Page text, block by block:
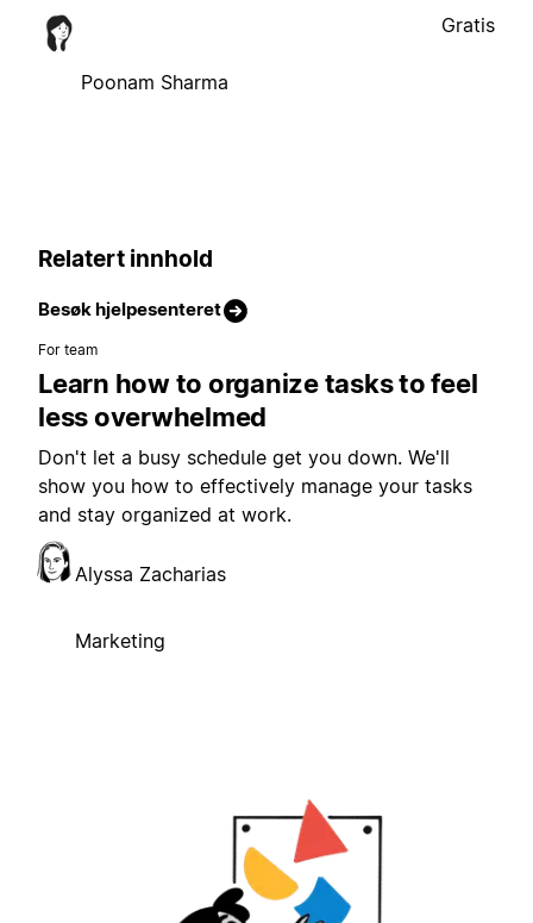
Poonam Sharma
Gratis
Relatert innhold
Besøk hjelpesenteret
For team
Learn how to organize tasks to feel
less overwhelmed
Don't let a busy schedule get you down. We'll
show you how to effectively manage your tasks
and stay organized at work.
Alyssa Zacharias
Marketing